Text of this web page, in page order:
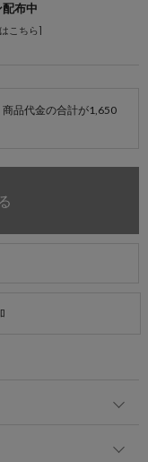
配布中
こちら]
品代金の合計が1,650